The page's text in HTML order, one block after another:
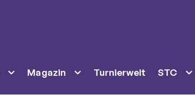
Magazin Turnierwelt STC